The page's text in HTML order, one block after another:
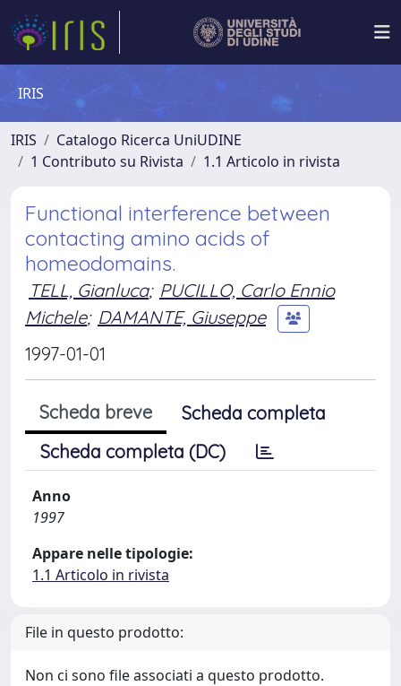
IRIS
IRIS
Catalogo Ricerca UniUDINE
1 Contributo su Rivista
1.1 Articolo in rivista
Functional interference between
contacting amino acids of
homeodomains.
TELL, Gianluca; PUCILLO, Carlo Ennio
Michele; DAMANTE, Giuseppe
1997-01-01
Scheda breve
Scheda completa
Scheda completa (DC)
Anno
1997
Appare nelle tipologie:
1.1 Articolo in rivista
File in questo prodotto:
Non ci sono file associati a questo prodotto.